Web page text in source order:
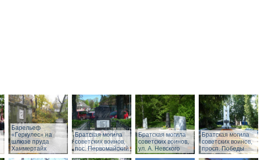
Барельеф
«Геркулес» на
шлюзе пруда
Хаммертайх
Братская могила
советских воинов,
пос. Первомайский
Братская могила
советских воинов,
ул. А. Невского
Братская могила
советских воинов,
просп. Победы